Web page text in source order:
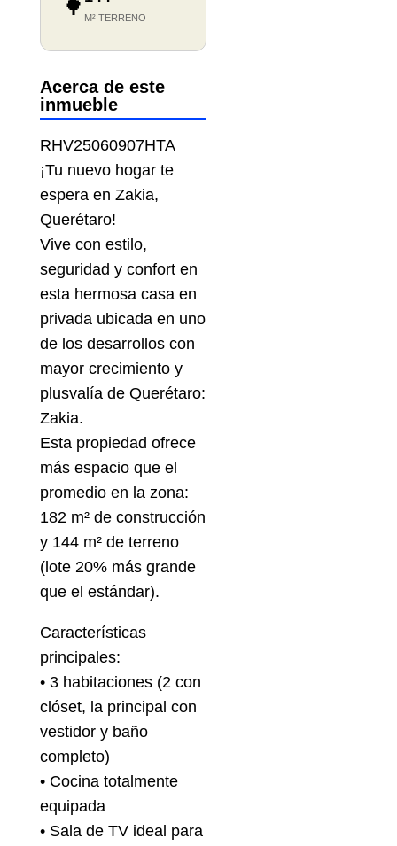
🌳 M² TERRENO
Acerca de este
inmueble
RHV25060907HTA
¡Tu nuevo hogar te
espera en Zakia,
Querétaro!
Vive con estilo,
seguridad y confort en
esta hermosa casa en
privada ubicada en uno
de los desarrollos con
mayor crecimiento y
plusvalía de Querétaro:
Zakia.
Esta propiedad ofrece
más espacio que el
promedio en la zona:
182 m² de construcción
y 144 m² de terreno
(lote 20% más grande
que el estándar).
Características
principales:
• 3 habitaciones (2 con
clóset, la principal con
vestidor y baño
completo)
• Cocina totalmente
equipada
• Sala de TV ideal para